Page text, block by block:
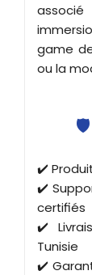
game
ou la
🛡️
✔️
✔️
certifiés
✔️
Tunisie
✔️